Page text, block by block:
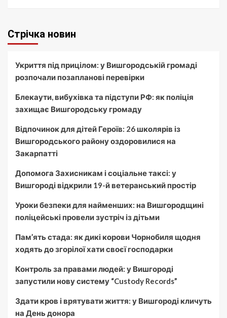
Стрічка новин
Укриття під прицілом: у Вишгородській громаді
розпочали позапланові перевірки
Блекаути, вибухівка та підступи РФ: як поліція
захищає Вишгородську громаду
Відпочинок для дітей Героїв: 26 школярів із
Вишгородського району оздоровилися на
Закарпатті
Допомога Захисникам і соціальне таксі: у
Вишгороді відкрили 19-й ветеранський простір
Уроки безпеки для найменших: на Вишгородщині
поліцейські провели зустріч із дітьми
Пам’ять стада: як дикі корови Чорнобиля щодня
ходять до згорілої хати своєї господарки
Контроль за правами людей: у Вишгороді
запустили нову систему “Custody Records”
Здати кров і врятувати життя: у Вишгороді кличуть
на День донора